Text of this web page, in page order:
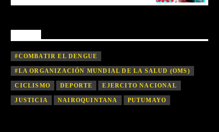
#COMBATIR EL DENGUE
#LA ORGANIZACIÓN MUNDIAL DE LA SALUD (OMS)
CICLISMO DEPORTE EJERCITO NACIONAL
JUSTICIA NAIROQUINTANA PUTUMAYO